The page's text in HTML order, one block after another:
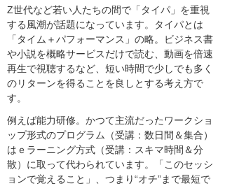
Z世代など若い人たちの間で「タイパ」を重視
する風潮が話題になっています。タイパとは
「タイム＋パフォーマンス」の略。ビジネス書
や小説を概略サービスだけで読む、動画を倍速
再生で視聴するなど、短い時間で少しでも多く
のリターンを得ることを良しとする考え方で
す。
例えば能力研修。かつて主流だったワークショ
ップ形式のプログラム（受講：数日間＆集合）
はｅラーニング方式（受講：スキマ時間＆分
散）に取って代わられています。「このセッシ
ョンで覚えること」、つまり“オチ”まで最短で